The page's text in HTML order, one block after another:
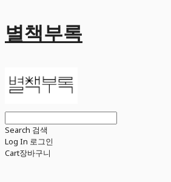
별책부록
Search 검색
Log In 로그인
Cart장바구니